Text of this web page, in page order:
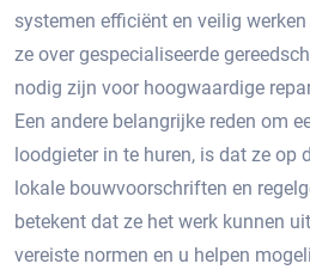
systemen efficiënt en veilig
ze over gespecialiseerde
nodig zijn voor hoogwaardige
Een andere belangrijke reden om
loodgieter in te huren, is dat ze op
lokale bouwvoorschriften en
betekent dat ze het werk kunnen
vereiste normen en u helpen